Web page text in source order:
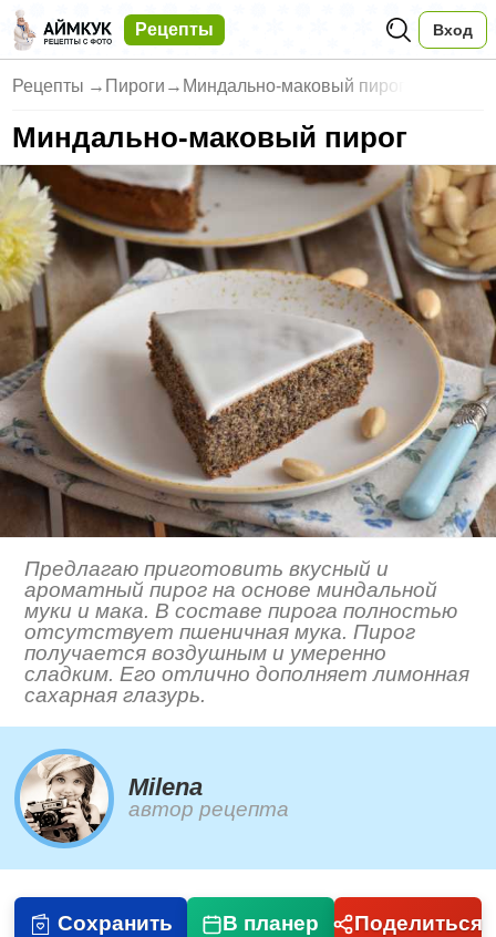
Рецепты Вход
Рецепты → Пироги → Миндально-маковый пирог
Миндально-маковый пирог
Предлагаю приготовить вкусный и
ароматный пирог на основе миндальной
муки и мака. В составе пирога полностью
отсутствует пшеничная мука. Пирог
получается воздушным и умеренно
сладким. Его отлично дополняет лимонная
сахарная глазурь.
Milena
автор рецепта
Сохранить В планер Поделиться